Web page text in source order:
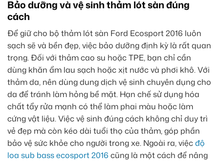
Bảo dưỡng và vệ sinh thảm lót sàn đúng
cách
Để giữ cho bộ thảm lót sàn Ford Ecosport 2016 luôn
sạch sẽ và bền đẹp, việc bảo dưỡng định kỳ là rất quan
trọng. Đối với thảm cao su hoặc TPE, bạn chỉ cần
dùng khăn ẩm lau sạch hoặc xịt nước và phơi khô. Với
thảm da, nên dùng dung dịch vệ sinh chuyên dụng cho
da để tránh làm hỏng bề mặt. Hạn chế sử dụng hóa
chất tẩy rửa mạnh có thể làm phai màu hoặc làm
cứng vật liệu. Việc vệ sinh đúng cách không chỉ duy trì
vẻ đẹp mà còn kéo dài tuổi thọ của thảm, góp phần
bảo vệ sức khỏe cho người trong xe. Ngoài ra, việcđộ
loa sub bass ecosport 2016 cũng là một cách để nâng